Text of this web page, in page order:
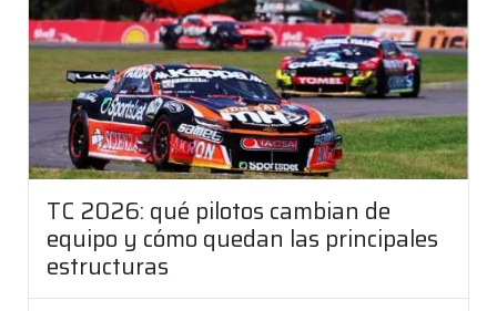
TC 2026: qué pilotos cambian de
equipo y cómo quedan las principales
estructuras